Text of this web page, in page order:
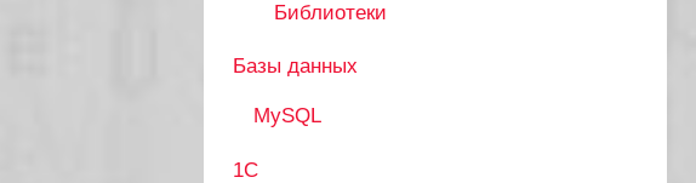
Библиотеки
Базы данных
MySQL
1С